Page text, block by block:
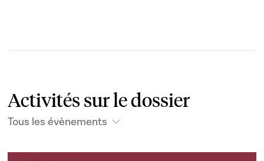
Activités sur le dossier
Tous les évènements